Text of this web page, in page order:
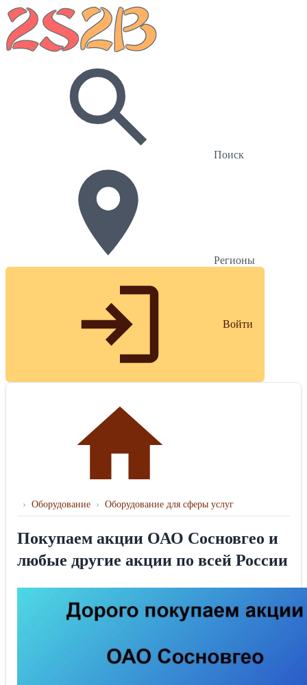
Поиск
Регионы
Войти
› Оборудование › Оборудование для сферы услуг
Покупаем акции ОАО Сосновгео и
любые другие акции по всей России